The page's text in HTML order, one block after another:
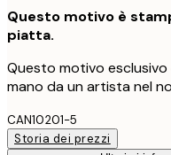
Questo motivo è
piatta.
Questo motivo
mano da un artista nel
CAN10201-5
Storia dei prezzi